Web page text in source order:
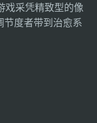
戏采凭精致型的像
节度者带到治愈系